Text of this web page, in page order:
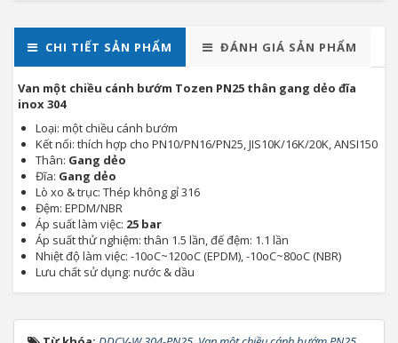
CHI TIẾT SẢN PHẨM ĐÁNH GIÁ SẢN PHẨM
Van một chiều cánh bướm Tozen PN25 thân gang dẻo đĩa
inox 304
Loại: một chiều cánh bướm
Kết nối: thích hợp cho PN10/PN16/PN25, JIS10K/16K/20K, ANSI150
Thân: Gang dẻo
Đĩa: Gang dẻo
Lò xo & trục: Thép không gỉ 316
Đệm: EPDM/NBR
Áp suất làm việc: 25 bar
Áp suất thử nghiệm: thân 1.5 lần, đế đệm: 1.1 lần
Nhiệt độ làm việc: -10oC~120oC (EPDM), -10oC~80oC (NBR)
Lưu chất sử dụng: nước & dầu